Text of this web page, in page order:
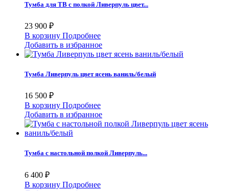
Тумба для ТВ с полкой Ливерпуль цвет...
23 900 ₽
В корзину Подробнее
Добавить в избранное
Тумба Ливерпуль цвет ясень ваниль/белый
16 500 ₽
В корзину Подробнее
Добавить в избранное
Тумба с настольной полкой Ливерпуль...
6 400 ₽
В корзину Подробнее